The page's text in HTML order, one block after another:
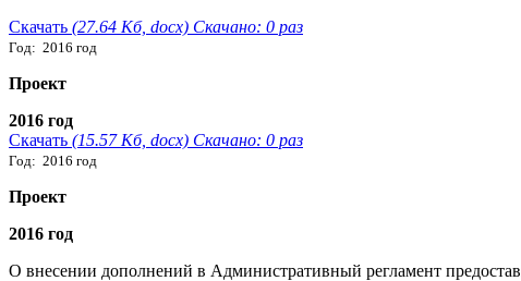
Скачать (27.64 Кб, docx) Скачано: 0 раз
Год: 2016 год
Проект
2016 год
Скачать (15.57 Кб, docx) Скачано: 0 раз
Год: 2016 год
Проект
2016 год
О внесении дополнений в Административный регламент